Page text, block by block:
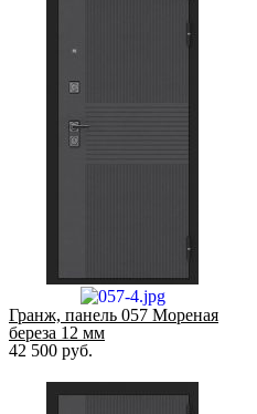
Гранж, панель 057 Мореная
береза 12 мм
42 500 руб.